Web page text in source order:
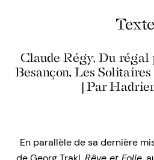
Texte
Claude Régy, Du régal
Besançon, Les Solitaires
| Par
En parallèle de sa dernière